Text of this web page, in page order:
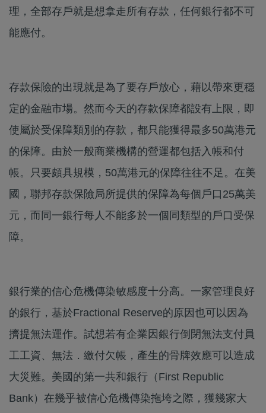
理，全部存戶就是想拿走所有存款，任何銀行都不可
能應付。
存款保險的出現就是為了要存戶放心，藉以帶來更穩
定的金融市場。然而今天的存款保障都設有上限，即
使屬於受保障類別的存款，都只能獲得最多50萬港元
的保障。由於一般商業機構的營運都包括入帳和付
帳。只要頗具規模，50萬港元的保障往往不足。在美
國，聯邦存款保險局所提供的保障為每個戶口25萬美
元，而同一銀行每人不能多於一個同類型的戶口受保
障。
銀行業的信心危機傳染敏感度十分高。一家管理良好
的銀行，基於Fractional Reserve的原因也可以因為
擠提無法運作。試想若有企業因銀行倒閉無法支付員
工工資、無法．繳付欠帳，產生的骨牌效應可以造成
大災難。美國的第一共和銀行（First Republic
Bank）在幾乎被信心危機傳染拖垮之際，獲幾家大